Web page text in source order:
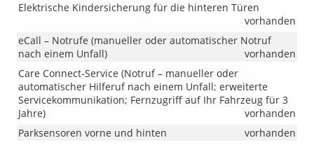
Elektrische Kindersicherung für die hinteren Türen
vorhanden
eCall – Notrufe (manueller oder automatischer Notruf
nach einem Unfall)
vorhanden
Care Connect-Service (Notruf – manueller oder
automatischer Hilferuf nach einem Unfall; erweiterte
Servicekommunikation; Fernzugriff auf Ihr Fahrzeug für 3
Jahre)
vorhanden
Parksensoren vorne und hinten
vorhanden